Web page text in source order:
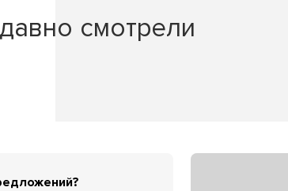
смотрели